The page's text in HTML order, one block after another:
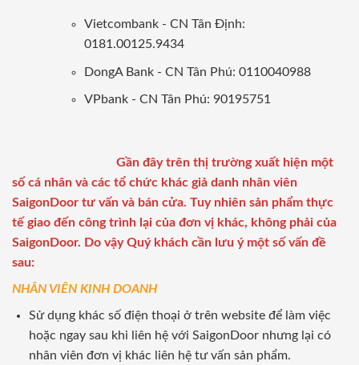
Vietcombank - CN Tân Định:
0181.00125.9434
DongA Bank - CN Tân Phú: 0110040988
VPbank - CN Tân Phú: 90195751
Gần đây trên thị trường xuất hiện một
số cá nhân và các tổ chức khác giả danh nhân viên
SaigonDoor tư vấn và bán cửa. Tuy nhiên sản phẩm thực
tế giao đến công trình lại của đơn vị khác, không phải của
SaigonDoor. Do vậy Quý khách cần lưu ý một số vấn đề
sau:
NHÂN VIÊN KINH DOANH
Sử dụng khác số điện thoại ở trên website để làm việc
hoặc ngay sau khi liên hệ với SaigonDoor nhưng lại có
nhân viên đơn vị khác liên hệ tư vấn sản phẩm.